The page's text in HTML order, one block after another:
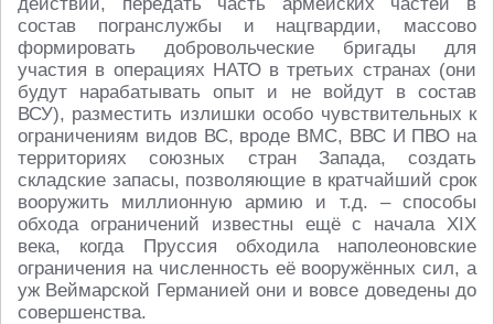
состав погранслужбы и нацгвардии, массово
формировать добровольческие бригады для
участия в операциях НАТО в третьих странах (они
будут нарабатывать опыт и не войдут в состав
ВСУ), разместить излишки особо чувствительных к
ограничениям видов ВС, вроде ВМС, ВВС И ПВО на
территориях союзных стран Запада, создать
складские запасы, позволяющие в кратчайший срок
вооружить миллионную армию и т.д. – способы
обхода ограничений известны ещё с начала ХIХ
века, когда Пруссия обходила наполеоновские
ограничения на численность её вооружённых сил, а
уж Веймарской Германией они и вовсе доведены до
совершенства.